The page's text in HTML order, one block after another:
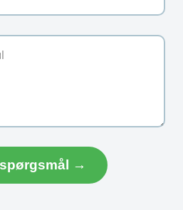
→